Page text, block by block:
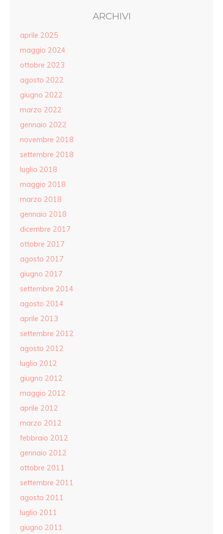
ARCHIVI
aprile 2025
maggio 2024
ottobre 2023
agosto 2022
giugno 2022
marzo 2022
gennaio 2022
novembre 2018
settembre 2018
luglio 2018
maggio 2018
marzo 2018
gennaio 2018
dicembre 2017
ottobre 2017
agosto 2017
giugno 2017
settembre 2014
agosto 2014
aprile 2013
settembre 2012
agosto 2012
luglio 2012
giugno 2012
maggio 2012
aprile 2012
marzo 2012
febbraio 2012
gennaio 2012
ottobre 2011
settembre 2011
agosto 2011
luglio 2011
giugno 2011